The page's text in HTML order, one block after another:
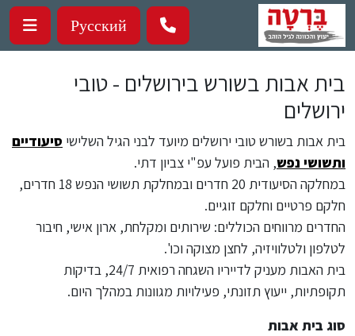
דילוג לתוכן העיקרי
Русский
בית אבות בשורש בירושלים - טובי
ירושלים
בית אבות בשורש טובי ירושלים מיועד לבני הגיל השלישי סיעודיים
ותשושי נפש, הבית פועל עפ"י צביון דתי.
במחלקה הסיעודית 20 חדרים ובמחלקת תשושי הנפש 18 חדרים,
חלקם פרטיים וחלקם זוגיים.
החדרים מרווחים הכוללים: שירותים ומקלחת, ארון אישי, חיבור
לטלפון ולטלוויזיה, לחצן מצוקה וכו'.
בית האבות מעניק לדייריו השגחה רפואית 24/7, בדיקות
תקופתיות, ייעוץ תזונתי, פעילויות מגוונות במהלך היום.
סוג בית אבות